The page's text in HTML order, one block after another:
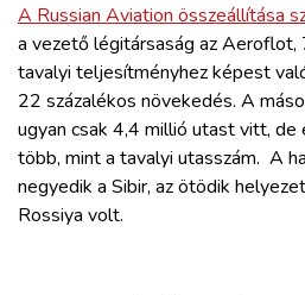
REGISZTRÁCIÓ
A Russian Aviation összeállítása
a vezető légitársaság az Aeroflot,
tavalyi teljesítményhez képest
22 százalékos növekedés. A
ugyan csak 4,4 millió utast vitt, de
több, mint a tavalyi utasszám. A
negyedik a Sibir, az ötödik
Rossiya volt.